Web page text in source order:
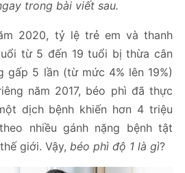
trong bài viết sau.
2020, tỷ lệ trẻ em và thanh
từ 5 đến 19 tuổi bị thừa cân
gấp 5 lần (từ mức 4% lên 19%)
năm 2017, béo phì đã thực
dịch bệnh khiến hơn 4 triệu
nhiều gánh nặng bệnh tật
giới. Vậy, béo phì độ 1 là gì?